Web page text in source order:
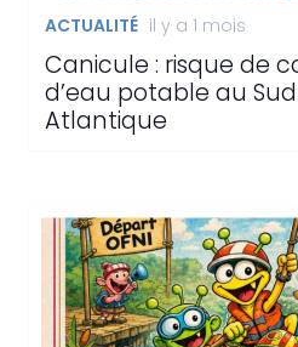
ACTUALITÉ il y a 1 mois
Canicule : risque de
d’eau potable au
Atlantique